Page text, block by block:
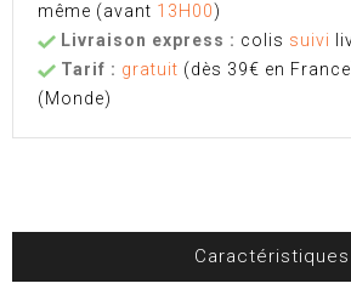
même (avant 13H00)
Livraison express : colis suivi
Tarif : gratuit (dès 39€ en
(Monde)
Caractéristiques